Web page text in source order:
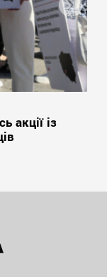
акції із